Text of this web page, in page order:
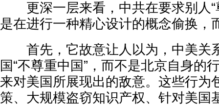
更深一层来看，中共在要求别人“
是在进行一种精心设计的概念偷换，
首先，它故意让人以为，中美关
国“不尊重中国”，而不是北京自身的
来对美国所展现出的敌意。这些行为
策、大规模盗窃知识产权、针对美国